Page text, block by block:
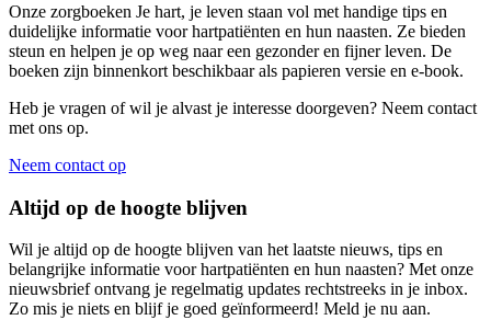
Onze zorgboeken Je hart, je leven staan vol met handige tips en
duidelijke informatie voor hartpatiënten en hun naasten. Ze bieden
steun en helpen je op weg naar een gezonder en fijner leven. De
boeken zijn binnenkort beschikbaar als papieren versie en e-book.
Heb je vragen of wil je alvast je interesse doorgeven? Neem contact
met ons op.
Neem contact op
Altijd op de hoogte blijven
Wil je altijd op de hoogte blijven van het laatste nieuws, tips en
belangrijke informatie voor hartpatiënten en hun naasten? Met onze
nieuwsbrief ontvang je regelmatig updates rechtstreeks in je inbox.
Zo mis je niets en blijf je goed geïnformeerd! Meld je nu aan.